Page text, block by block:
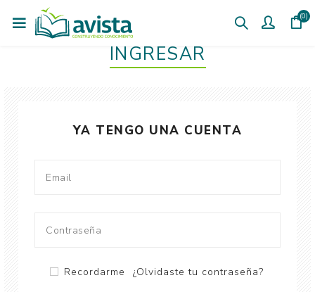
(0)
INGRESAR
YA TENGO UNA CUENTA
Recordarme ¿Olvidaste tu contraseña?